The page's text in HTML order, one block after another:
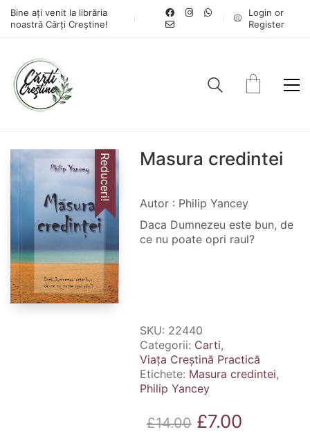
Bine ați venit la librăria
noastră Cărți Creștine!
Login or
Register
Reduceri! Masura credintei
Autor : Philip Yancey
Daca Dumnezeu este bun, de
ce nu poate opri raul?
SKU: 22440
Categorii: Carti,
Viața Creștină Practică
Etichete: Masura credintei,
Philip Yancey
£14.00 Prețul
£7.00Prețul